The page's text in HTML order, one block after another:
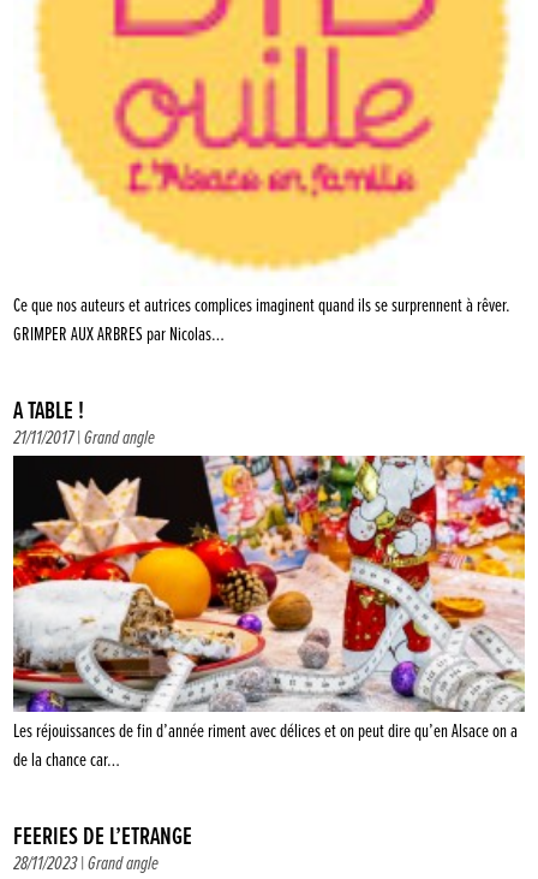
Ce que nos auteurs et autrices complices imaginent quand ils se surprennent à rêver.
GRIMPER AUX ARBRES par Nicolas…
À TABLE !
21/11/2017 |Grand angle
Les réjouissances de fin d’année riment avec délices et on peut dire qu’en Alsace on a
de la chance car…
FÉERIES DE L’ÉTRANGE
28/11/2023 |Grand angle